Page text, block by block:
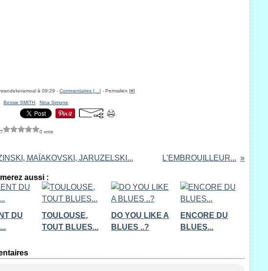
à 09:29 -Commentaires [ …] - Permalien [#]
,Bessie SMITH ,Nina Simone
0 vote
MAÏAKOVSKI, JARUZELSKI... L'EMBROUILLEUR...
aussi :
DU
TOULOUSE,
TOUT BLUES...
DO YOU LIKE A
BLUES ..?
ENCORE DU
BLUES...